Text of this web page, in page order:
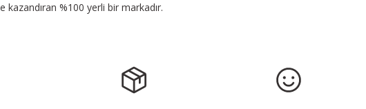
%100 yerli bir markadır.